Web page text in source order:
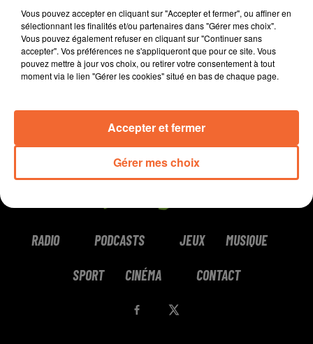
0:00 36 min 51 sec
RADIO PODCASTS JEUX MUSIQUE
SPORT CINÉMA CONTACT
Vous pouvez accepter en cliquant sur "Accepter et fermer", ou affiner en
sélectionnant les finalités et/ou partenaires dans "Gérer mes choix".
Vous pouvez également refuser en cliquant sur "Continuer sans
accepter". Vos préférences ne s'appliqueront que pour ce site. Vous
pouvez mettre à jour vos choix, ou retirer votre consentement à tout
moment via le lien "Gérer les cookies" situé en bas de chaque page.
Gérer mes choix
Accepter et fermer